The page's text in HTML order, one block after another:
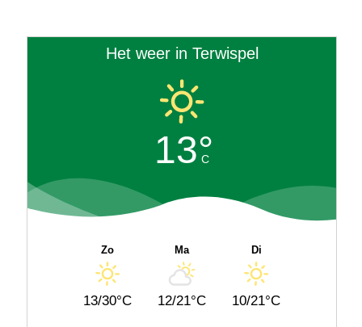
Het weer in Terwispel
13°
C
Zo
13/30°C
Ma
12/21°C
Di
10/21°C